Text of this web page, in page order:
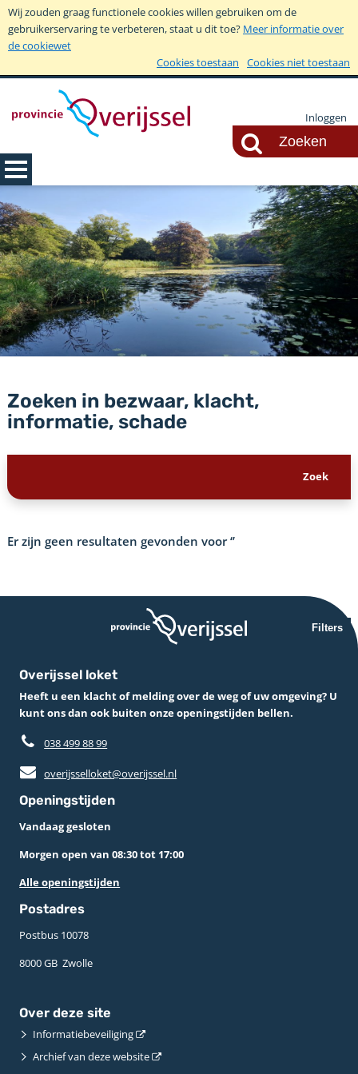
Wij zouden graag functionele cookies willen gebruiken om de
gebruikerservaring te verbeteren, staat u dit toe? Meer informatie over
de cookiewet
Cookies toestaan
Cookies niet toestaan
Inloggen
Zoeken in bezwaar, klacht,
informatie, schade
Er zijn geen resultaten gevonden voor‘’
Filters
Overijssel loket
Heeft u een klacht of melding over de weg of uw omgeving? U
kunt ons dan ook buiten onze openingstijden bellen.
038 499 88 99
overijsselloket@overijssel.nl
Openingstijden
Vandaag gesloten
Morgen open van 08:30 tot 17:00
Alle openingstijden
Postadres
Postbus 10078 ­
8000 GB ­ Zwolle
Over deze site
Informatiebeveiliging
Archief van deze website